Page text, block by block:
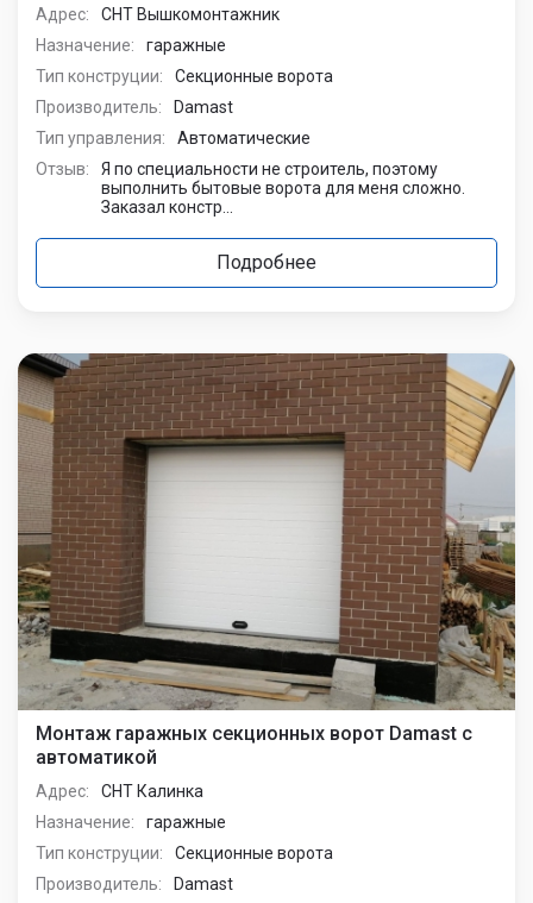
Адрес:
СНТ Вышкомонтажник
Назначение:
гаражные
Тип конструции:
Секционные ворота
Производитель:
Damast
Тип управления:
Автоматические
Отзыв:
Я по специальности не строитель, поэтому
выполнить бытовые ворота для меня сложно.
Заказал констр...
Подробнее
Монтаж гаражных секционных ворот Damast с
автоматикой
Адрес:
СНТ Калинка
Назначение:
гаражные
Тип конструции:
Секционные ворота
Производитель:
Damast